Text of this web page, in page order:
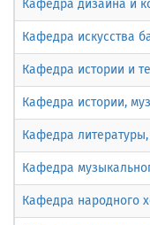
Кафедра дизайна и
Кафедра искусства
Кафедра истории и
Кафедра истории,
Кафедра
Кафедра
Кафедра народного